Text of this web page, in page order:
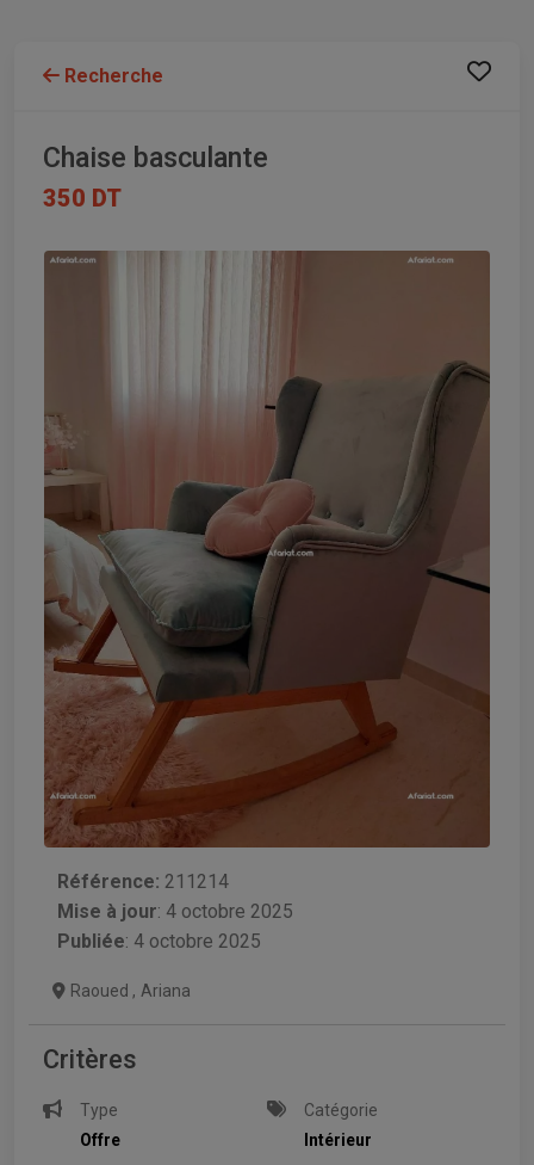
Recherche
Chaise basculante
350 DT
Référence: 211214
Mise à jour: 4 octobre 2025
Publiée: 4 octobre 2025
Raoued , Ariana
Critères
Type
Offre
Catégorie
Intérieur